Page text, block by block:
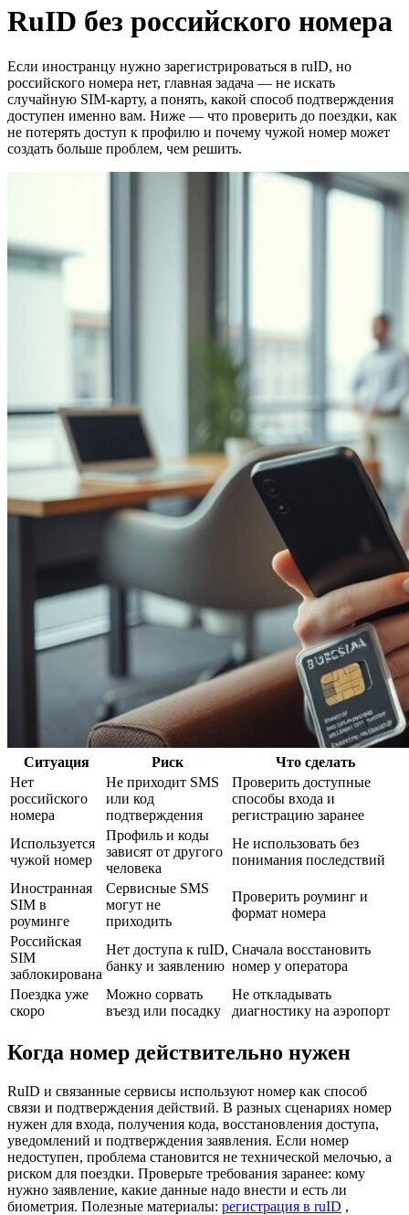
RuID без российского номера
Если иностранцу нужно зарегистрироваться в ruID, но
российского номера нет, главная задача — не искать
случайную SIM-карту, а понять, какой способ подтверждения
доступен именно вам. Ниже — что проверить до поездки, как
не потерять доступ к профилю и почему чужой номер может
создать больше проблем, чем решить.
Ситуация Риск
Что сделать
Нет
российского
номера
Не приходит SMS
или код
подтверждения
Проверить доступные
способы входа и
регистрацию заранее
Используется
чужой номер
Профиль и коды
зависят от другого
человека
Не использовать без
понимания последствий
Иностранная
SIM в
роуминге
Сервисные SMS
могут не
приходить
Проверить роуминг и
формат номера
Российская
SIM
заблокирована
Нет доступа к ruID,
банку и заявлению
Сначала восстановить
номер у оператора
Поездка уже
скоро
Можно сорвать
въезд или посадку
Не откладывать
диагностику на аэропорт
Когда номер действительно нужен
RuID и связанные сервисы используют номер как способ
связи и подтверждения действий. В разных сценариях номер
нужен для входа, получения кода, восстановления доступа,
уведомлений и подтверждения заявления. Если номер
недоступен, проблема становится не технической мелочью, а
риском для поездки. Проверьте требования заранее: кому
нужно заявление, какие данные надо внести и есть ли
биометрия. Полезные материалы: регистрация в ruID ,